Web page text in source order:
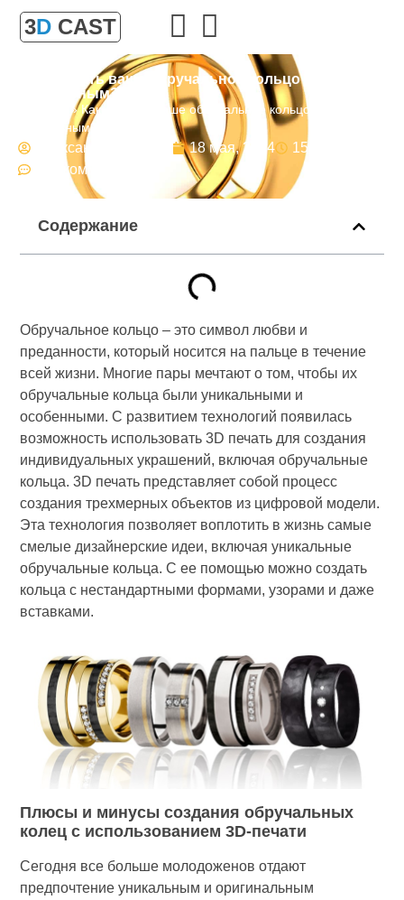
3D CAST
Как сделать ваше обручальное кольцо
уникальным?
» Как сделать ваше обручальное кольцо
уникальным?
Александр Булгаков 18 мая, 2024
15:02
Нет комментариев
Содержание
Обручальное кольцо – это символ любви и
преданности, который носится на пальце в течение
всей жизни. Многие пары мечтают о том, чтобы их
обручальные кольца были уникальными и
особенными. С развитием технологий появилась
возможность использовать 3D печать для создания
индивидуальных украшений, включая обручальные
кольца. 3D печать представляет собой процесс
создания трехмерных объектов из цифровой модели.
Эта технология позволяет воплотить в жизнь самые
смелые дизайнерские идеи, включая уникальные
обручальные кольца. С ее помощью можно создать
кольца с нестандартными формами, узорами и даже
вставками.
Плюсы и минусы создания обручальных
колец с использованием 3D-печати
Сегодня все больше молодоженов отдают
предпочтение уникальным и оригинальным